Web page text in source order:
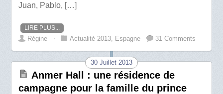
Juan, Pablo, […]
LIRE PLUS...
Régine ⋅ Actualité 2013 Espagne 31 Comments
30 Juillet 2013
Anmer Hall : une résidence de
campagne pour la famille du prince